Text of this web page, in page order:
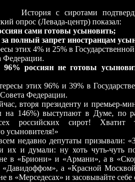
История с сиротами
опрос (Левада-центр) показал:
сами готовы усыновить;
полный запрет иностранцам
этих 4% и 25% в
Федерации.
96% россиян не готовы
этих 96% и 39% в
Федерации.
вторя президенту и премьер-
на 146%) выступают в Думе, по
российских сирот! Хватит
усыновителя!»
недавно депутаты призывали:
их и думали: ну хоть чуть-чуть
не в «Бриони» и «Армани», а в
а «Красной
в «Мерседесах» и засовывайте себе